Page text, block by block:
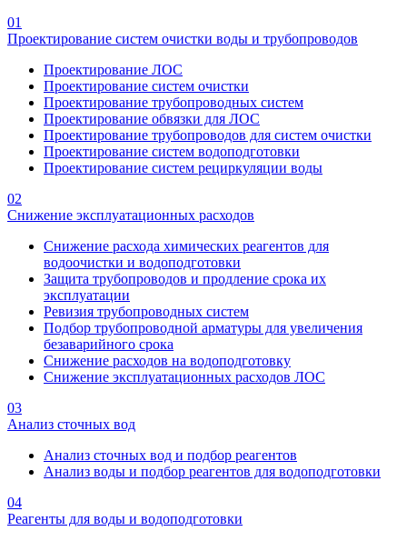
01
Проектирование систем очистки воды и трубопроводов
Проектирование ЛОС
Проектирование систем очистки
Проектирование трубопроводных систем
Проектирование обвязки для ЛОС
Проектирование трубопроводов для систем очистки
Проектирование систем водоподготовки
Проектирование систем рециркуляции воды
02
Снижение эксплуатационных расходов
Снижение расхода химических реагентов для
водоочистки и водоподготовки
Защита трубопроводов и продление срока их
эксплуатации
Ревизия трубопроводных систем
Подбор трубопроводной арматуры для увеличения
безаварийного срока
Снижение расходов на водоподготовку
Снижение эксплуатационных расходов ЛОС
03
Анализ сточных вод
Анализ сточных вод и подбор реагентов
Анализ воды и подбор реагентов для водоподготовки
04
Реагенты для воды и водоподготовки